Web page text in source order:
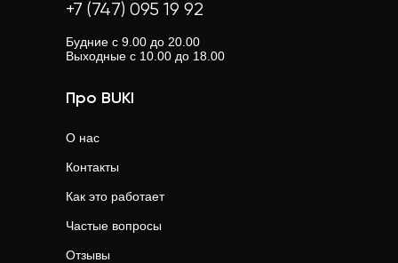
+7 (747) 095 19 92
Будние с 9.00 до 20.00
Выходные с 10.00 до 18.00
Про BUKI
О нас
Контакты
Как это работает
Частые вопросы
Отзывы